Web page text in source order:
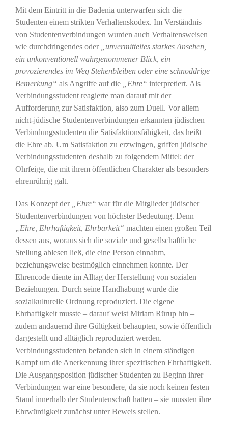
Mit dem Eintritt in die Badenia unterwarfen sich die
Studenten einem strikten Verhaltenskodex. Im Verständnis
von Studentenverbindungen wurden auch Verhaltensweisen
wie durchdringendes oder „unvermitteltes starkes Ansehen,
ein unkonventionell wahrgenommener Blick, ein
provozierendes im Weg Stehenbleiben oder eine schnoddrige
Bemerkung“ als Angriffe auf die „Ehre“ interpretiert. Als
Verbindungsstudent reagierte man darauf mit der
Aufforderung zur Satisfaktion, also zum Duell. Vor allem
nicht-jüdische Studentenverbindungen erkannten jüdischen
Verbindungsstudenten die Satisfaktionsfähigkeit, das heißt
die Ehre ab. Um Satisfaktion zu erzwingen, griffen jüdische
Verbindungsstudenten deshalb zu folgendem Mittel: der
Ohrfeige, die mit ihrem öffentlichen Charakter als besonders
ehrenrührig galt.
Das Konzept der „Ehre“ war für die Mitglieder jüdischer
Studentenverbindungen von höchster Bedeutung. Denn
„Ehre, Ehrhaftigkeit, Ehrbarkeit“ machten einen großen Teil
dessen aus, woraus sich die soziale und gesellschaftliche
Stellung ablesen ließ, die eine Person einnahm,
beziehungsweise bestmöglich einnehmen konnte. Der
Ehrencode diente im Alltag der Herstellung von sozialen
Beziehungen. Durch seine Handhabung wurde die
sozialkulturelle Ordnung reproduziert. Die eigene
Ehrhaftigkeit musste – darauf weist Miriam Rürup hin –
zudem andauernd ihre Gültigkeit behaupten, sowie öffentlich
dargestellt und alltäglich reproduziert werden.
Verbindungsstudenten befanden sich in einem ständigen
Kampf um die Anerkennung ihrer spezifischen Ehrhaftigkeit.
Die Ausgangsposition jüdischer Studenten zu Beginn ihrer
Verbindungen war eine besondere, da sie noch keinen festen
Stand innerhalb der Studentenschaft hatten – sie mussten ihre
Ehrwürdigkeit zunächst unter Beweis stellen.